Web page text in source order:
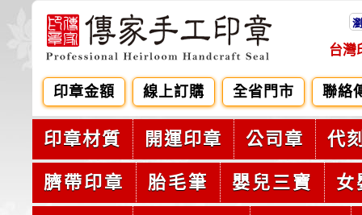
台灣
印章金額 線上訂購 全省門市 聯絡
印章材質 開運印章 公司章 代
臍帶印章 胎毛筆 嬰兒三寶 女